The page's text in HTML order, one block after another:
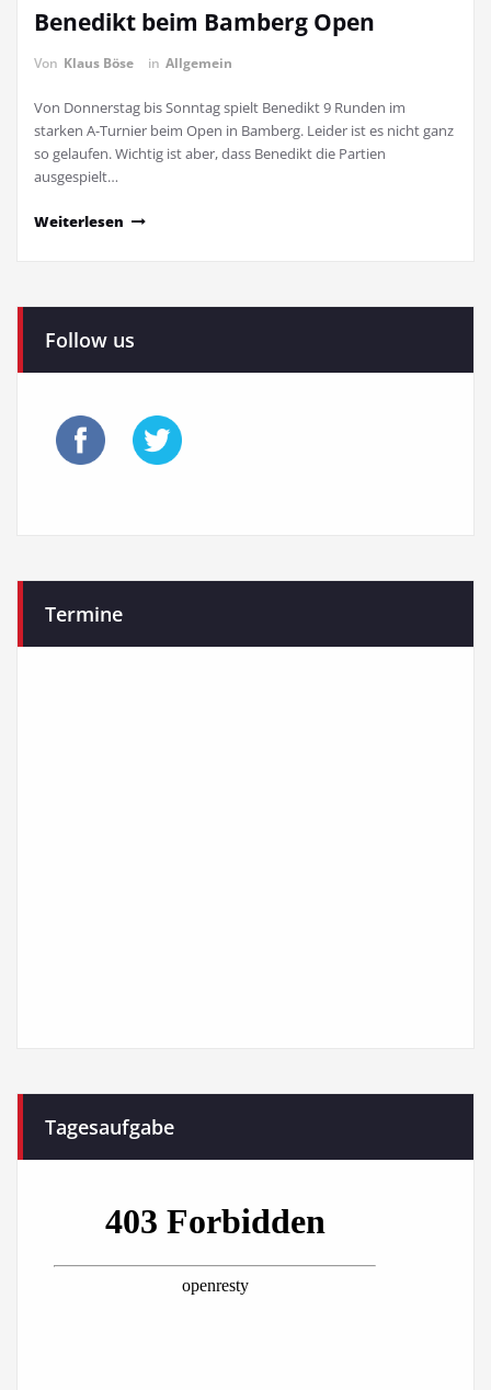
Benedikt beim Bamberg Open
Von Klaus Böse in Allgemein
Von Donnerstag bis Sonntag spielt Benedikt 9 Runden im
starken A-Turnier beim Open in Bamberg. Leider ist es nicht ganz
so gelaufen. Wichtig ist aber, dass Benedikt die Partien
ausgespielt…
Weiterlesen
Follow us
Termine
Tagesaufgabe